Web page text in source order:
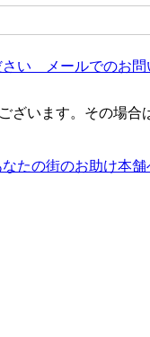
ざいます。その場合